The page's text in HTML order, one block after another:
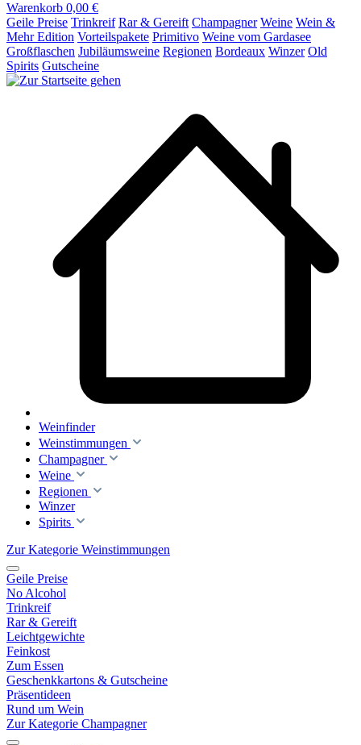
Warenkorb 0,00 €
Geile Preise Trinkreif Rar & Gereift Champagner Weine Wein &
Mehr Edition Vorteilspakete Primitivo Weine vom Gardasee
Großflaschen Jubiläumsweine Regionen Bordeaux Winzer Old
Spirits Gutscheine
Weinfinder
Weinstimmungen
Champagner
Weine
Regionen
Winzer
Spirits
Zur Kategorie Weinstimmungen
Geile Preise
No Alcohol
Trinkreif
Rar & Gereift
Leichtgewichte
Feinkost
Zum Essen
Geschenkkartons & Gutscheine
Präsentideen
Rund um Wein
Zur Kategorie Champagner